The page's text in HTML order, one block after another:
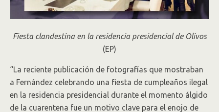
Fiesta clandestina en la residencia presidencial de Olivos
(EP)
“La reciente publicación de fotografías que mostraban
a Fernández celebrando una fiesta de cumpleaños ilegal
en la residencia presidencial durante el momento álgido
de la cuarentena fue un motivo clave para el enojo de